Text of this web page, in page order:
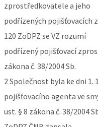
zprostředkovatele a jeho
podřízených pojišťovacích
120 ZoDPZ se VZ rozumí
podřízený pojišťovací
zákona č. 38/2004 Sb.
2 Společnost byla ke dni
pojišťovacího agenta ve
ust. § 8 zákona č. 38/2004